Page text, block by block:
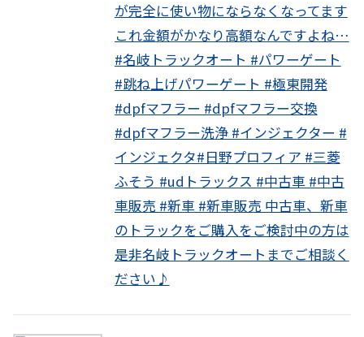
が完全に使い物にならなくなってます
これ金額がかなり高額なんですよね…
#名岐トラックオート #パワーゲート
#跳ね上げパワーゲート #極東開発
#dpfマフラー #dpfマフラー交換
#dpfマフラー洗浄 #インジェクター #
インジェクタ#日野プロフィア #三菱
ふそう #udトラックス #中古車 #中古
車販売 #新車 #新車販売 中古車、新車
のトラックをご購入をご検討中の方は
是非名岐トラックオートまでご相談く
ださい♪